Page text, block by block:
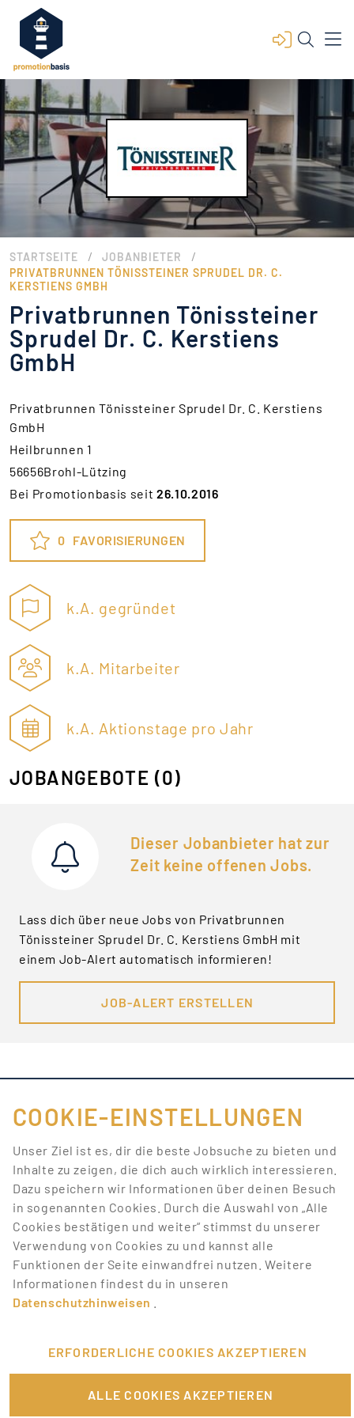
STARTSEITE / JOBANBIETER /
PRIVATBRUNNEN TÖNISSTEINER SPRUDEL DR. C.
KERSTIENS GMBH
Privatbrunnen Tönissteiner
Sprudel Dr. C. Kerstiens
GmbH
Privatbrunnen Tönissteiner Sprudel Dr. C. Kerstiens
GmbH
Heilbrunnen 1
56656Brohl-Lützing
Bei Promotionbasis seit26.10.2016
0 FAVORISIERUNGEN
k.A. gegründet
k.A. Mitarbeiter
k.A. Aktionstage pro Jahr
JOBANGEBOTE (0)
Dieser Jobanbieter hat zur
Zeit keine offenen Jobs.
Lass dich über neue Jobs von Privatbrunnen
Tönissteiner Sprudel Dr. C. Kerstiens GmbH mit
einem Job-Alert automatisch informieren!
JOB-ALERT ERSTELLEN
FÜR JOBANBIETER
LINKS
SONSTIGES
SERVICE
COOKIE-EINSTELLUNGEN
Unser Ziel ist es, dir die beste Jobsuche zu bieten und
Inhalte zu zeigen, die dich auch wirklich interessieren.
Dazu speichern wir Informationen über deinen Besuch
in sogenannten Cookies. Durch die Auswahl von „Alle
Cookies bestätigen und weiter“ stimmst du unserer
Verwendung von Cookies zu und kannst alle
Funktionen der Seite einwandfrei nutzen. Weitere
Informationen findest du in unseren
Datenschutzhinweisen
ERFORDERLICHE COOKIES AKZEPTIEREN
ALLE COOKIES AKZEPTIEREN